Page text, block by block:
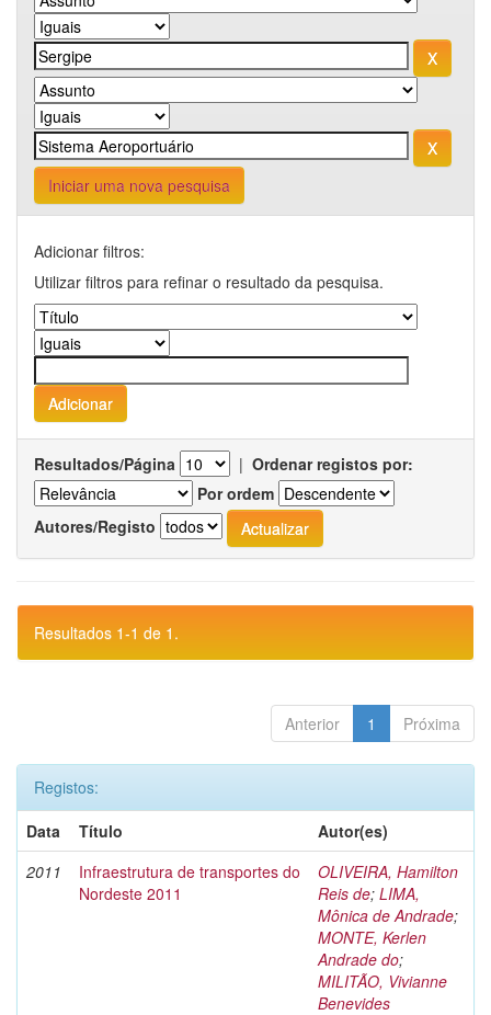
Iniciar uma nova pesquisa
Adicionar filtros:
Utilizar filtros para refinar o resultado da pesquisa.
Resultados/Página | Ordenar registos por:
Por ordem
Autores/Registo
Resultados 1-1 de 1.
Anterior 1 Próxima
Registos:
Data
Título
Autor(es)
2011
Infraestrutura de transportes do
Nordeste 2011
OLIVEIRA, Hamilton
Reis de; LIMA,
Mônica de Andrade;
MONTE, Kerlen
Andrade do;
MILITÃO, Vivianne
Benevides